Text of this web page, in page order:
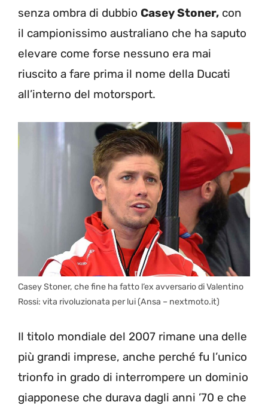
senza ombra di dubbio Casey Stoner, con
il campionissimo australiano che ha saputo
elevare come forse nessuno era mai
riuscito a fare prima il nome della Ducati
all’interno del motorsport.
Casey Stoner, che fine ha fatto l’ex avversario di Valentino
Rossi: vita rivoluzionata per lui (Ansa – nextmoto.it)
Il titolo mondiale del 2007 rimane una delle
più grandi imprese, anche perché fu l’unico
trionfo in grado di interrompere un dominio
giapponese che durava dagli anni ’70 e che